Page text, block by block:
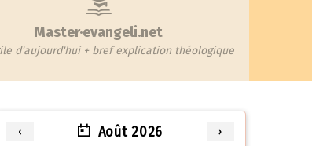
Master·evangeli.net
d'aujourd'hui + bref explication théologique
‹ Août 2026 ›